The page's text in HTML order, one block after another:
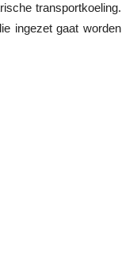
transportkoeling.
ingezet gaat worden